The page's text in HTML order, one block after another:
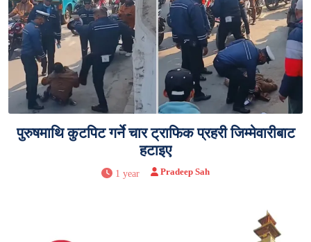
पुरुषमाथि कुटपिट गर्ने चार ट्राफिक प्रहरी जिम्मेवारीबाट
हटाइए
1 year Pradeep Sah